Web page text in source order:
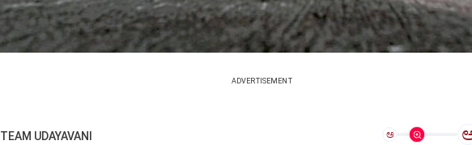
ADVERTISEMENT
TEAM UDAYAVANI ಅ